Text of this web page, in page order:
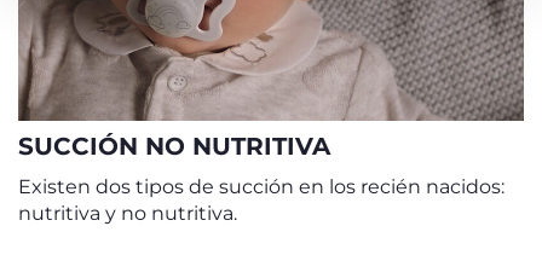
SUCCIÓN NO NUTRITIVA
Existen dos tipos de succión en los recién nacidos:
nutritiva y no nutritiva.